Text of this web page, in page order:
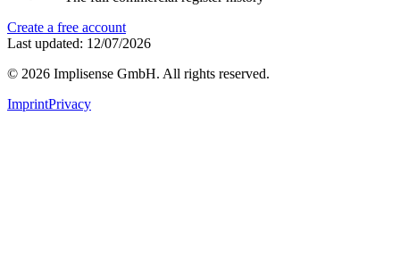
Create a free account
Last updated: 12/07/2026
© 2026 Implisense GmbH. All rights reserved.
ImprintPrivacy